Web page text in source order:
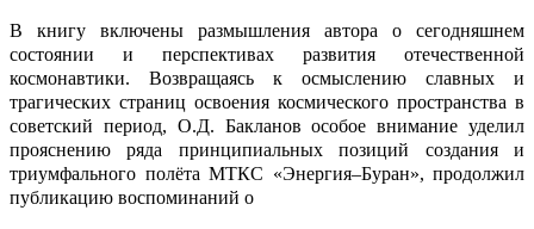
В книгу включены размышления автора о се­годняшнем
состоянии и перспективах развития отечественной
космонавтики. Возвращаясь к осмыслению славных и
трагических страниц ос­воения космического пространства в
советский период, О.Д. Бакланов особое внимание уделил
прояснению ряда принципиальных позиций соз­дания и
триумфального полёта МТКС «Энергия–Буран», продолжил
публикацию воспоминаний о